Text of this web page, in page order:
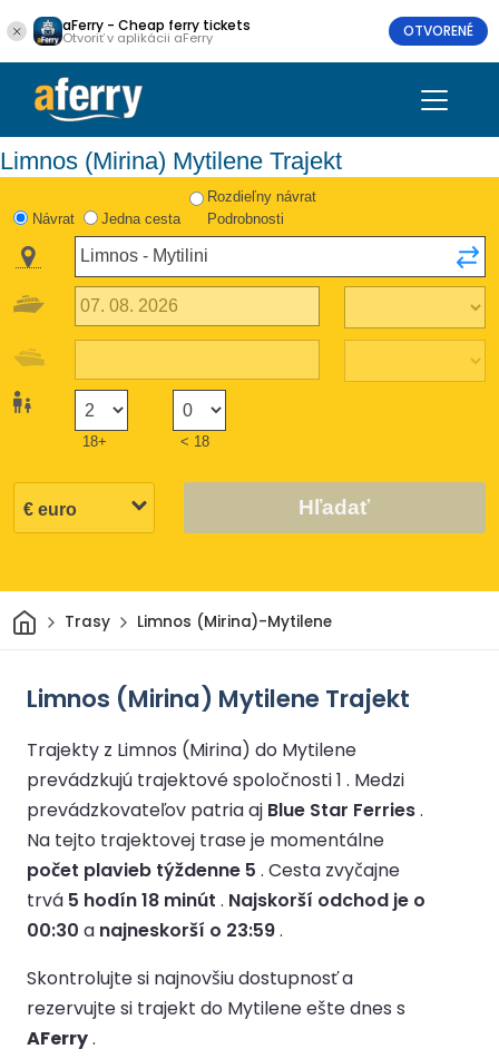
aFerry - Cheap ferry tickets
Otvoriť v aplikácii aFerry OTVORENÉ
Limnos (Mirina) Mytilene Trajekt
Návrat Jedna cesta
Rozdieľny návrat
Podrobnosti
18+ < 18
Hľadať
Domov
Trasy Limnos (Mirina)-Mytilene
Limnos (Mirina) Mytilene Trajekt
Trajekty z Limnos (Mirina) do Mytilene
prevádzkujú trajektové spoločnosti 1 . Medzi
prevádzkovateľov patria aj Blue Star Ferries.
Na tejto trajektovej trase je momentálne
počet plavieb týždenne 5 . Cesta zvyčajne
trvá 5 hodín 18 minút . Najskorší odchod je o
00:30 a najneskorší o 23:59.
Skontrolujte si najnovšiu dostupnosť a
rezervujte si trajekt do Mytilene ešte dnes s
AFerry.